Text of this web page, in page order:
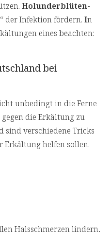
Holunderblüten-
der Infektion fördern. In
eines beachten:
bei
unbedingt in die Ferne
die Erkältung zu
sind verschiedene Tricks
Erkältung helfen sollen.
Halsschmerzen lindern,